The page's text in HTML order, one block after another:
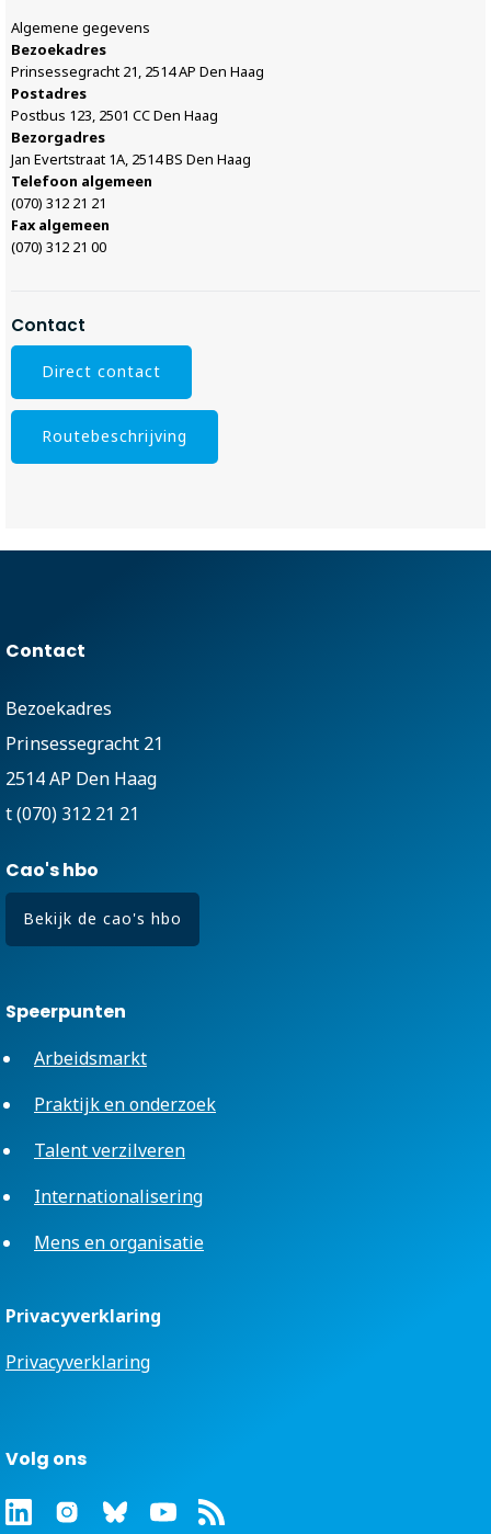
Algemene gegevens
Bezoekadres
Prinsessegracht 21, 2514 AP Den Haag
Postadres
Postbus 123, 2501 CC Den Haag
Bezorgadres
Jan Evertstraat 1A, 2514 BS Den Haag
Telefoon algemeen
(070) 312 21 21
Fax algemeen
(070) 312 21 00
Contact
Direct contact
Routebeschrijving
Contact
Bezoekadres
Prinsessegracht 21
2514 AP Den Haag
t (070) 312 21 21
Cao's hbo
Bekijk de cao's hbo
Speerpunten
Arbeidsmarkt
Praktijk en onderzoek
Talent verzilveren
Internationalisering
Mens en organisatie
Privacyverklaring
Privacyverklaring
Volg ons